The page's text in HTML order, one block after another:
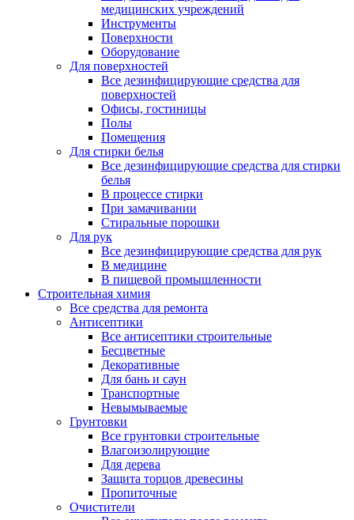
медицинских учреждений
Инструменты
Поверхности
Оборудование
Для поверхностей
Все дезинфицирующие средства для
поверхностей
Офисы, гостиницы
Полы
Помещения
Для стирки белья
Все дезинфицирующие средства для стирки
белья
В процессе стирки
При замачивании
Стиральные порошки
Для рук
Все дезинфицирующие средства для рук
В медицине
В пищевой промышленности
Строительная химия
Все средства для ремонта
Антисептики
Все антисептики строительные
Бесцветные
Декоративные
Для бань и саун
Транспортные
Невымываемые
Грунтовки
Все грунтовки строительные
Влагоизолирующие
Для дерева
Защита торцов древесины
Пропиточные
Очистители